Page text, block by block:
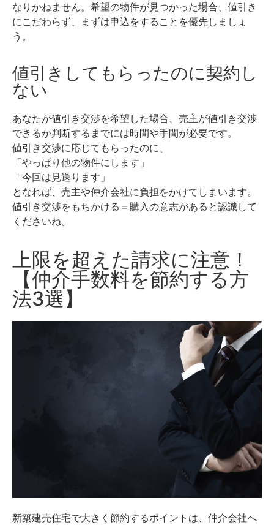
なりかねません。 希望の物件が見つかった場合、値引き
にこだわらず、まずは申込をすることを優先しましょ
う。
値引きしてもらったのに契約し
ない
あなたが値引き交渉を希望した場合、売主が値引き交渉
できるか判断するまでには時間や手間が必要です。
値引き交渉に応じてもらったのに、
「やっぱり他の物件にします」
「今回は見送ります」
となれば、売主や仲介会社に負担をかけてしまいます。
値引き交渉をもちかける＝購入の意志があると認識して
くださいね。
上限を超えた請求に注意！
【仲介手数料を節約する方
法3選】
新築建売住宅で大きく節約するポイントは、仲介会社へ